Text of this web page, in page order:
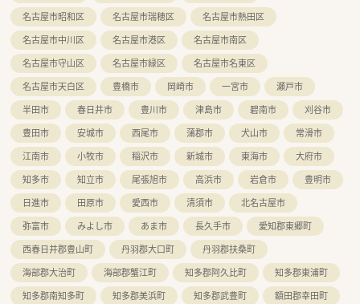
名古屋市昭和区
名古屋市瑞穂区
名古屋市熱田区
名古屋市中川区
名古屋市港区
名古屋市南区
名古屋市守山区
名古屋市緑区
名古屋市名東区
名古屋市天白区
豊橋市 岡崎市 一宮市
瀬戸市
半田市
春日井市 豊川市 津島市 碧南市
刈谷市
豊田市
安城市 西尾市 蒲郡市 犬山市
常滑市
江南市
小牧市 稲沢市 新城市 東海市
大府市
知多市
知立市 尾張旭市 高浜市 岩倉市
豊明市
日進市
田原市 愛西市 清須市
北名古屋市
弥富市
みよし市 あま市 長久手市
愛知郡東郷町
西春日井郡豊山町
丹羽郡大口町
丹羽郡扶桑町
海部郡大治町
海部郡蟹江町 知多郡阿久比町
知多郡東浦町
知多郡南知多町
知多郡美浜町 知多郡武豊町 額田郡幸田町